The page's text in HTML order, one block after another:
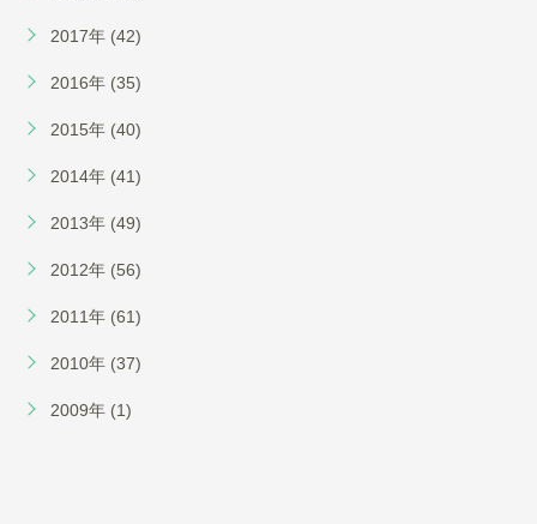
2017年 (42)
2016年 (35)
2015年 (40)
2014年 (41)
2013年 (49)
2012年 (56)
2011年 (61)
2010年 (37)
2009年 (1)